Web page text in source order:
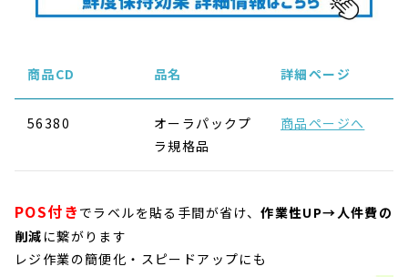
商品CD 品名 詳細ページ
56380
オーラパックプ
ラ規格品
商品ページへ
POS付き でラベルを貼る手間が省け、作業性UP→人件費の
削減 に繋がります
レジ作業の簡便化・スピードアップにも